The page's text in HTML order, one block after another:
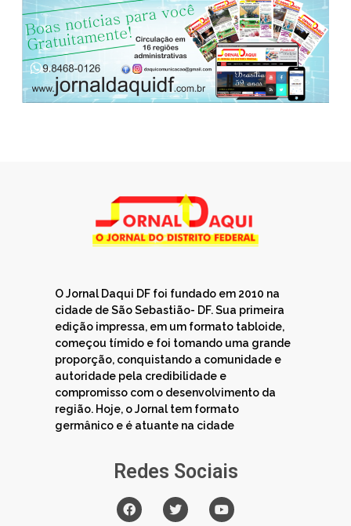
O Jornal Daqui DF foi fundado em 2010 na
cidade de São Sebastião- DF. Sua primeira
edição impressa, em um formato tabloide,
começou tímido e foi tomando uma grande
proporção, conquistando a comunidade e
autoridade pela credibilidade e
compromisso com o desenvolvimento da
região. Hoje, o Jornal tem formato
germânico e é atuante na cidade
Redes Sociais